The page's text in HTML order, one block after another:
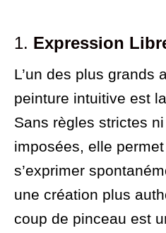
1. Expression
L’un des plus grands
peinture intuitive est
Sans règles strictes
imposées, elle
s’exprimer
une création plus
coup de pinceau est